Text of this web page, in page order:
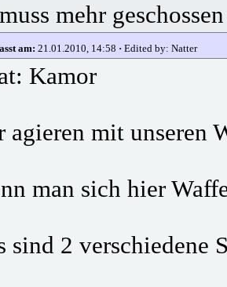
mehr
am: 21.01.2010, 14:58 · Edited by: Natter
Kamor
agieren mit unseren
man sich hier
sind 2 verschiedene